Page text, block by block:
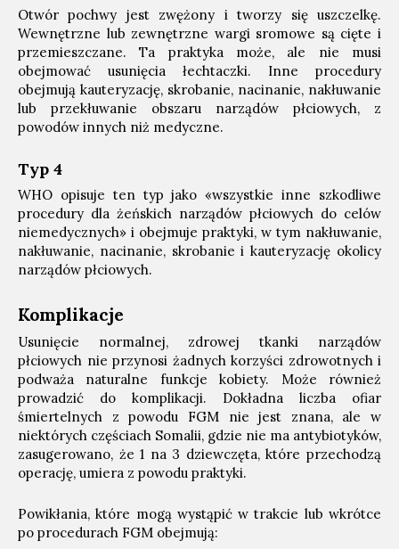
Otwór pochwy jest zwężony i tworzy się uszczelkę.
Wewnętrzne lub zewnętrzne wargi sromowe są cięte i
przemieszczane. Ta praktyka może, ale nie musi
obejmować usunięcia łechtaczki. Inne procedury
obejmują kauteryzację, skrobanie, nacinanie, nakłuwanie
lub przekłuwanie obszaru narządów płciowych, z
powodów innych niż medyczne.
Typ 4
WHO opisuje ten typ jako «wszystkie inne szkodliwe
procedury dla żeńskich narządów płciowych do celów
niemedycznych» i obejmuje praktyki, w tym nakłuwanie,
nakłuwanie, nacinanie, skrobanie i kauteryzację okolicy
narządów płciowych.
Komplikacje
Usunięcie normalnej, zdrowej tkanki narządów
płciowych nie przynosi żadnych korzyści zdrowotnych i
podważa naturalne funkcje kobiety. Może również
prowadzić do komplikacji. Dokładna liczba ofiar
śmiertelnych z powodu FGM nie jest znana, ale w
niektórych częściach Somalii, gdzie nie ma antybiotyków,
zasugerowano, że 1 na 3 dziewczęta, które przechodzą
operację, umiera z powodu praktyki.
Powikłania, które mogą wystąpić w trakcie lub wkrótce
po procedurach FGM obejmują: